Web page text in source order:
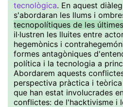
tecnològica. En aquest
s'abordaran les llums i
tecnopolítiques de les
il·lustren les lluites entre
hegemònics i
formes antagòniques
política i la tecnologia a
Abordarem aquests
perspectiva pràctica i
que han estat involucrades
conflictes: de l'hacktivisme i